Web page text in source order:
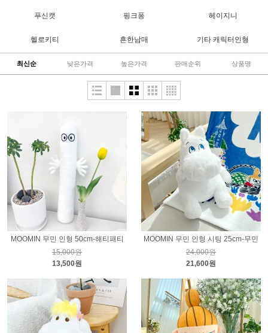
푸신캣 핑크퐁 헤이지니
헬로키티 흔한남매 기타 캐릭터인형
최신순 낮은가격 높은가격 판매순위 상품명
MOOMIN 무민 인형 50cm-해티패티
15,000원
13,500원
MOOMIN 무민 인형 시팅 25cm-무민
24,000원
21,600원